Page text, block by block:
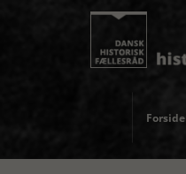
Forside